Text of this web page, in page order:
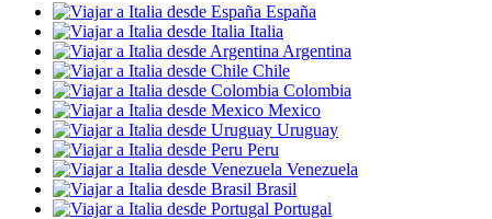
España
Italia
Argentina
Chile
Colombia
Mexico
Uruguay
Peru
Venezuela
Brasil
Portugal